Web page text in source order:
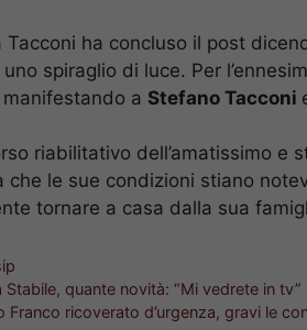
Tacconi ha concluso il post
spiraglio di luce. Per
a Stefano Tacconi
riabilitativo dell’amatissimo e
che le sue condizioni stiano
tornare a casa dalla sua
Stabile, quante novità: “Mi vedrete in tv”
Franco ricoverato d’urgenza, gravi le